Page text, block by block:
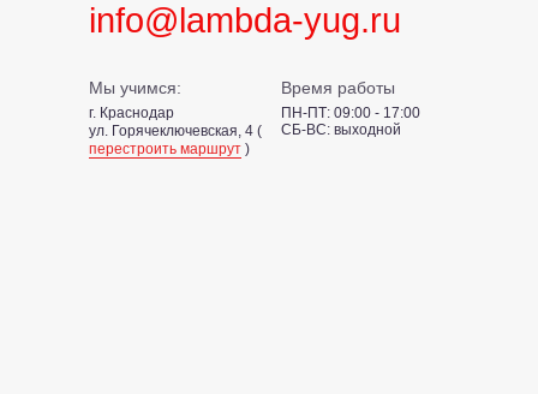
Мы учимся: Время работы
info@lambda-yug.ru
г. Краснодар
ул. Горячеключевская, 4 (
перестроить маршрут )
ПН-ПТ: 09:00 - 17:00
СБ-ВС: выходной